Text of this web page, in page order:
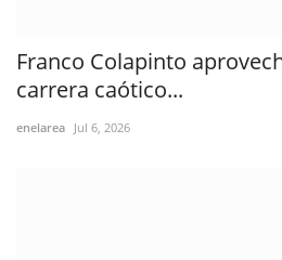
Franco Colapinto
carrera caótico...
enelarea Jul 6, 2026